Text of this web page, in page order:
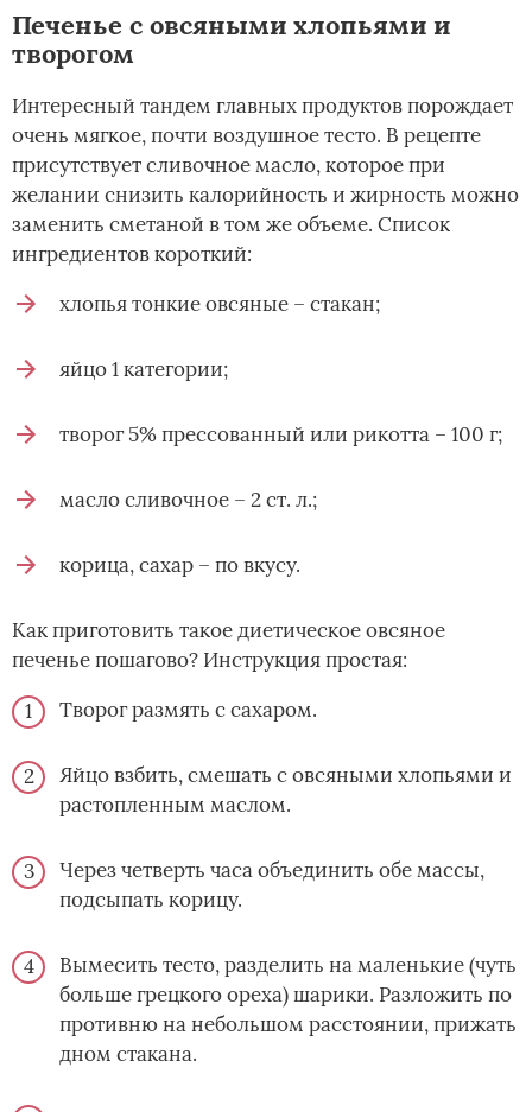
Печенье с овсяными хлопьями и
творогом
Интересный тандем главных продуктов порождает
очень мягкое, почти воздушное тесто. В рецепте
присутствует сливочное масло, которое при
желании снизить калорийность и жирность можно
заменить сметаной в том же объеме. Список
ингредиентов короткий:
хлопья тонкие овсяные – стакан;
яйцо 1 категории;
творог 5% прессованный или рикотта – 100 г;
масло сливочное – 2 ст. л.;
корица, сахар – по вкусу.
Как приготовить такое диетическое овсяное
печенье пошагово? Инструкция простая:
Творог размять с сахаром.
Яйцо взбить, смешать с овсяными хлопьями и
растопленным маслом.
Через четверть часа объединить обе массы,
подсыпать корицу.
Вымесить тесто, разделить на маленькие (чуть
больше грецкого ореха) шарики. Разложить по
противню на небольшом расстоянии, прижать
дном стакана.